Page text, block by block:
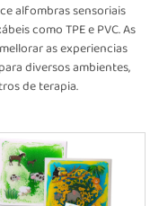
alfombras sensoriais
como TPE e PVC. As
as experiencias
diversos ambientes,
de terapia.